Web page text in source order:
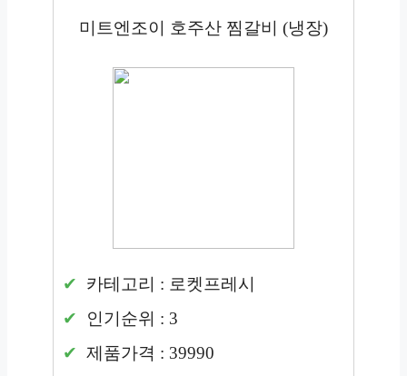
미트엔조이 호주산 찜갈비 (냉장)
카테고리 : 로켓프레시
인기순위 : 3
제품가격 : 39990